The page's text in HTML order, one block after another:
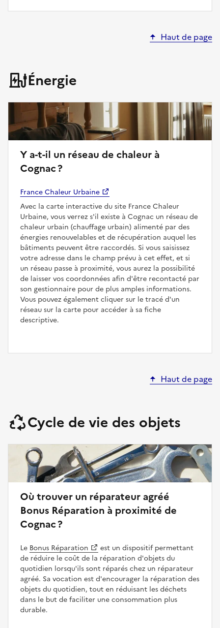
Haut de page
Énergie
Y a-t-il un réseau de chaleur à
Cognac ?
France Chaleur Urbaine
Avec la carte interactive du site France Chaleur
Urbaine, vous verrez s'il existe à Cognac un réseau de
chaleur urbain (chauffage urbain) alimenté par des
énergies renouvelables et de récupération auquel les
bâtiments peuvent être raccordés. Si vous saisissez
votre adresse dans le champ prévu à cet effet, et si
un réseau passe à proximité, vous aurez la possibilité
de laisser vos coordonnées afin d'être recontacté par
son gestionnaire pour de plus amples informations.
Vous pouvez également cliquer sur le tracé d'un
réseau sur la carte pour accéder à sa fiche
descriptive.
Haut de page
Cycle de vie des objets
Où trouver un réparateur agréé
Bonus Réparation à proximité de
Cognac ?
Le Bonus Réparation
est un dispositif permettant
de réduire le coût de la réparation d'objets du
quotidien lorsqu'ils sont réparés chez un réparateur
agréé. Sa vocation est d'encourager la réparation des
objets du quotidien, tout en réduisant les déchets
dans le but de faciliter une consommation plus
durable.